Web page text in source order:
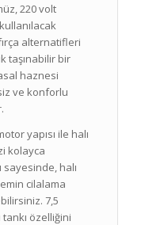
220 volt
alternatifleri
taşınabilir bir
haznesi
ve konforlu
yapısı ile halı
kolayca
sayesinde, halı
cilalama
7,5
özelliğini